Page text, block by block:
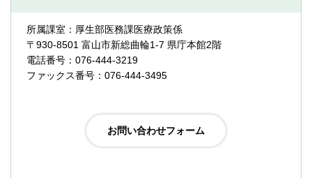
所属課室：厚生部医務課医療政策係
〒930-8501 富山市新総曲輪1-7 県庁本館2階
電話番号：076-444-3219
ファックス番号：076-444-3495